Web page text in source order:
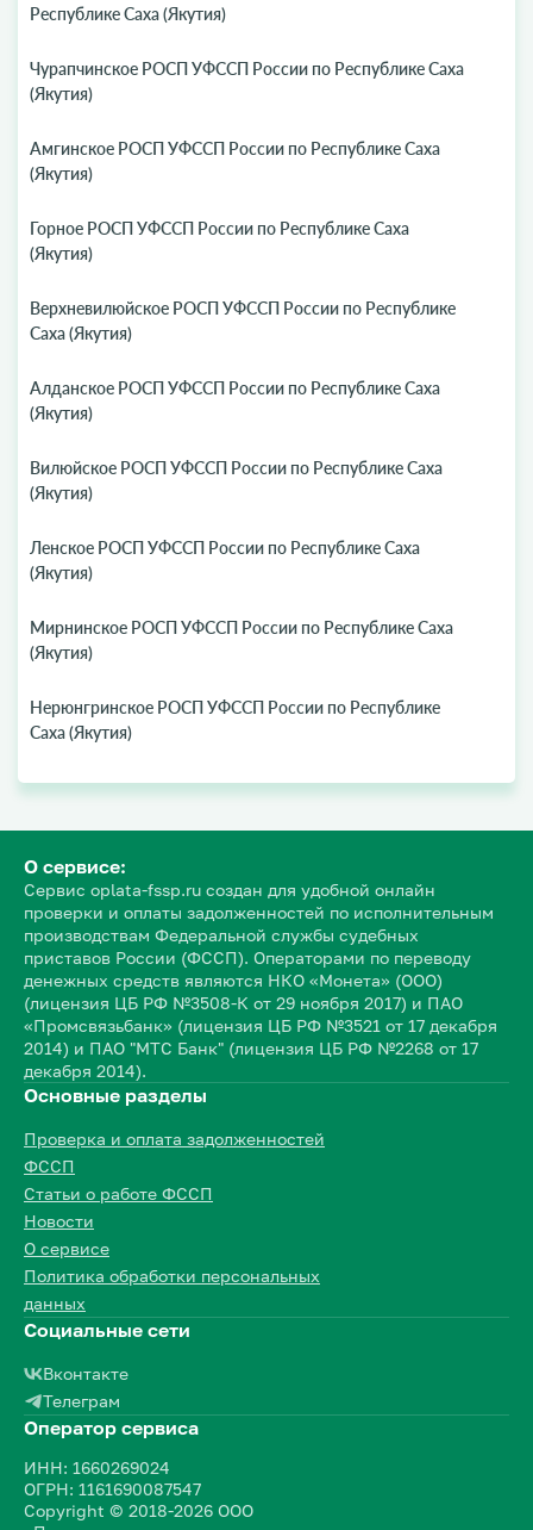
Республике Саха (Якутия)
Чурапчинское РОСП УФССП России по Республике Саха
(Якутия)
Амгинское РОСП УФССП России по Республике Саха
(Якутия)
Горное РОСП УФССП России по Республике Саха
(Якутия)
Верхневилюйское РОСП УФССП России по Республике
Саха (Якутия)
Алданское РОСП УФССП России по Республике Саха
(Якутия)
Вилюйское РОСП УФССП России по Республике Саха
(Якутия)
Ленское РОСП УФССП России по Республике Саха
(Якутия)
Мирнинское РОСП УФССП России по Республике Саха
(Якутия)
Нерюнгринское РОСП УФССП России по Республике
Саха (Якутия)
О сервисе:
Сервис oplata-fssp.ru создан для удобной онлайн
проверки и оплаты задолженностей по исполнительным
производствам Федеральной службы судебных
приставов России (ФССП). Операторами по переводу
денежных средств являются НКО «Монета» (ООО)
(лицензия ЦБ РФ №3508-К от 29 ноября 2017) и ПАО
«Промсвязьбанк» (лицензия ЦБ РФ №3521 от 17 декабря
2014) и ПАО "МТС Банк" (лицензия ЦБ РФ №2268 от 17
декабря 2014).
Основные разделы
Проверка и оплата задолженностей
ФССП
Статьи о работе ФССП
Новости
О сервисе
Политика обработки персональных
данных
Социальные сети
Вконтакте
Телеграм
Оператор сервиса
ИНН: 1660269024
ОГРН: 1161690087547
Copyright © 2018-2026 ООО